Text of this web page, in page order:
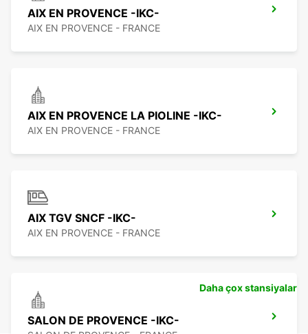
AIX EN PROVENCE -IKC-
AIX EN PROVENCE - FRANCE
AIX EN PROVENCE LA PIOLINE -IKC-
AIX EN PROVENCE - FRANCE
AIX TGV SNCF -IKC-
AIX EN PROVENCE - FRANCE
SALON DE PROVENCE -IKC-
Daha çox stansiyalar